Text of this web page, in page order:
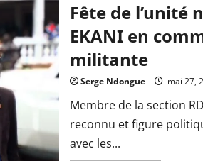
Fête de l’unité
EKANI en
militante
Serge Ndongue mai 27,
Membre de la section
reconnu et figure
avec les...